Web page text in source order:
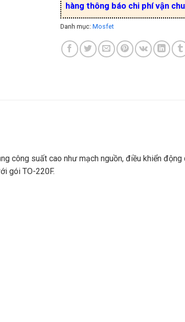
hàng thông báo chi phí vận
Danh mục: Mosfet
công suất cao như mạch nguồn, điều khiển
gói TO-220F.